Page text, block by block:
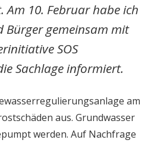
Am 10. Februar habe ich
Bürger gemeinsam mit
SOS
Sachlage informiert.
am
aus. Grundwasser
werden. Auf Nachfrage